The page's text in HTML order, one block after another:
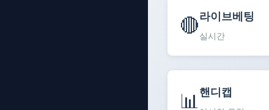
🔴라이브베팅
실시간
📊 핸디캡